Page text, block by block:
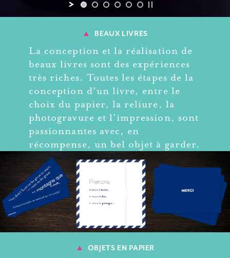
▲ BEAUX LIVRES
La conception et la réalisation de
beaux livres sont des expériences
très riches. Toutes les étapes de la
conception d’un livre, entre le
choix du papier, la reliure, la
photogravure et l’impression, sont
passionnantes avec, en
récompense, un bel objet à garder.
▲ OBJETS EN PAPIER